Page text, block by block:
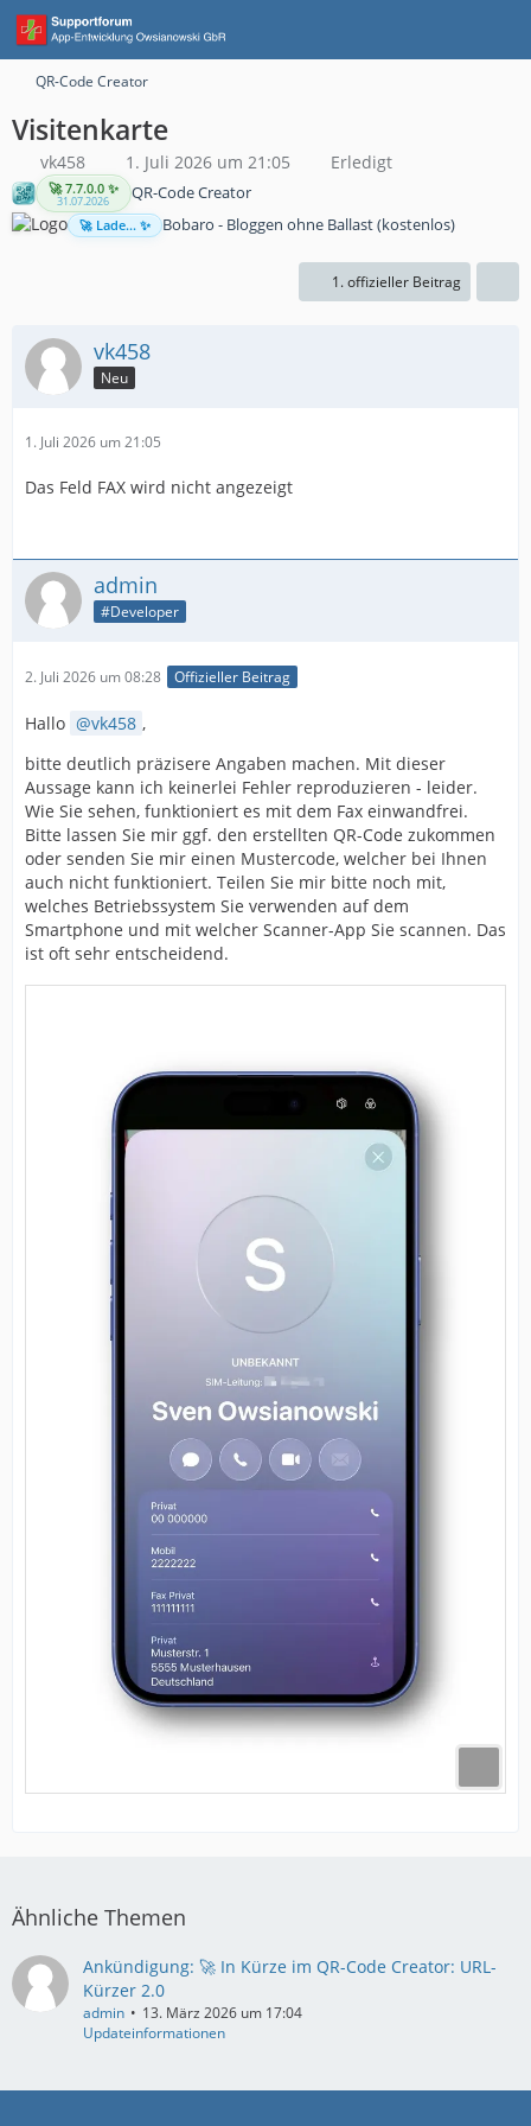
QR-Code Creator
Visitenkarte
vk458 1. Juli 2026 um 21:05 Erledigt
🚀 7.7.0.0 ✨
31.07.2026 QR-Code Creator
🚀 Lade... ✨ Bobaro - Bloggen ohne Ballast (kostenlos)
1. offizieller Beitrag
vk458
Neu
1. Juli 2026 um 21:05
Das Feld FAX wird nicht angezeigt
admin
#Developer
2. Juli 2026 um 08:28 Offizieller Beitrag
Hallo vk458 ,
bitte deutlich präzisere Angaben machen. Mit dieser
Aussage kann ich keinerlei Fehler reproduzieren - leider.
Wie Sie sehen, funktioniert es mit dem Fax einwandfrei.
Bitte lassen Sie mir ggf. den erstellten QR-Code zukommen
oder senden Sie mir einen Mustercode, welcher bei Ihnen
auch nicht funktioniert. Teilen Sie mir bitte noch mit,
welches Betriebssystem Sie verwenden auf dem
Smartphone und mit welcher Scanner-App Sie scannen. Das
ist oft sehr entscheidend.
Ähnliche Themen
Ankündigung: 🚀 In Kürze im QR-Code Creator: URL-
Kürzer 2.0
admin
13. März 2026 um 17:04
Updateinformationen